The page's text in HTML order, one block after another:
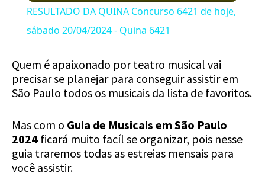
RESULTADO DA QUINA Concurso 6421 de hoje,
sábado 20/04/2024 - Quina 6421
Quem é apaixonado por teatro musical vai
precisar se planejar para conseguir assistir em
São Paulo todos os musicais da lista de favoritos.
Mas com o Guia de Musicais em São Paulo
2024 ficará muito facíl se organizar, pois nesse
guia traremos todas as estreias mensais para
você assistir.